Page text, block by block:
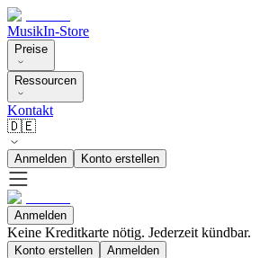
MusikIn-Store
Preise
Ressourcen
Kontakt
🇩🇪
Anmelden Konto erstellen
Anmelden
Keine Kreditkarte nötig. Jederzeit kündbar.
Konto erstellen Anmelden